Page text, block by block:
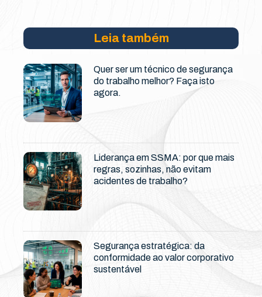
Leia também
Quer ser um técnico de segurança
do trabalho melhor? Faça isto
agora.
Liderança em SSMA: por que mais
regras, sozinhas, não evitam
acidentes de trabalho?
Segurança estratégica: da
conformidade ao valor corporativo
sustentável